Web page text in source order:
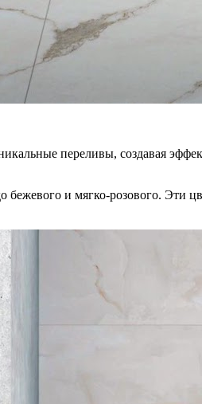
переливы, создавая
и мягко-розового. Эти